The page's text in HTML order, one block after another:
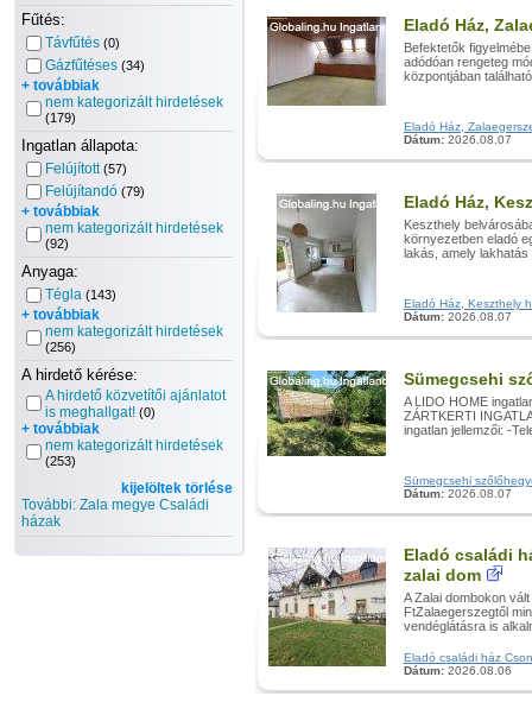
Fűtés:
Távfűtés (0)
Gázfűtéses (34)
+ továbbiak
nem kategorizált hirdetések
(179)
Ingatlan állapota:
Felújított (57)
Felújítandó (79)
+ továbbiak
nem kategorizált hirdetések
(92)
Anyaga:
Tégla (143)
+ továbbiak
nem kategorizált hirdetések
(256)
A hirdető kérése:
A hirdető közvetítői ajánlatot
is meghallgat! (0)
+ továbbiak
nem kategorizált hirdetések
(253)
kijelöltek törlése
További: Zala megye Családi
házak
Eladó Ház,
Befektetők
adódóan rengeteg
központjában
Eladó Ház,
Dátum: 2026.08.07
Eladó Ház,
Keszthely
környezetben eladó
lakás, amely
Eladó Ház, Keszthely
Dátum: 2026.08.07
Sümegcsehi
A LIDO HOME
ZÁRTKERTI
ingatlan jellemzői: -
Sümegcsehi
Dátum: 2026.08.07
Eladó családi
zalai dom
A Zalai dombokon
FtZalaegerszegtől
vendéglátásra is
Eladó családi ház
Dátum: 2026.08.06